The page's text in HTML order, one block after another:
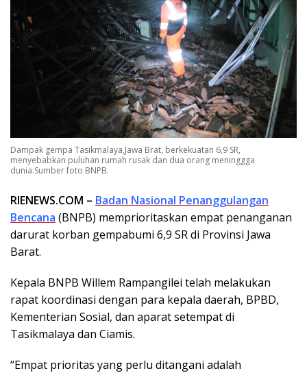
Dampak gempa Tasikmalaya,Jawa Brat, berkekuatan 6,9 SR,
menyebabkan puluhan rumah rusak dan dua orang meninggga
dunia.Sumber foto BNPB.
RIENEWS.COM – Badan Nasional Penanggulangan
Bencana (BNPB) memprioritaskan empat penanganan
darurat korban gempabumi 6,9 SR di Provinsi Jawa
Barat.
Kepala BNPB Willem Rampangilei telah melakukan
rapat koordinasi dengan para kepala daerah, BPBD,
Kementerian Sosial, dan aparat setempat di
Tasikmalaya dan Ciamis.
“Empat prioritas yang perlu ditangani adalah